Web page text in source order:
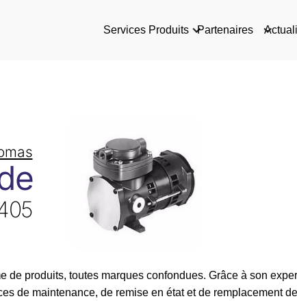
Services Produits Partenaires
de produits, toutes marques confondues. Grâce à son
de maintenance, de remise en état et de remplacement